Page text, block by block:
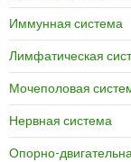
Иммунная система
Лимфатическая
Мочеполовая
Нервная система
Опорно-